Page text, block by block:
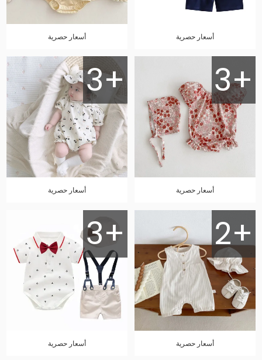
أسعار حصرية أسعار حصرية
3+
أسعار حصرية
3+
أسعار حصرية
2+
أسعار حصرية
3+
أسعار حصرية